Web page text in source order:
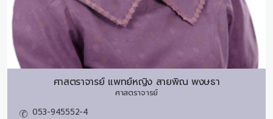
ศาสตราจารย์ แพทย์หญิง สายพิณ พงษธา
ศาสตราจารย์
053-945552-4